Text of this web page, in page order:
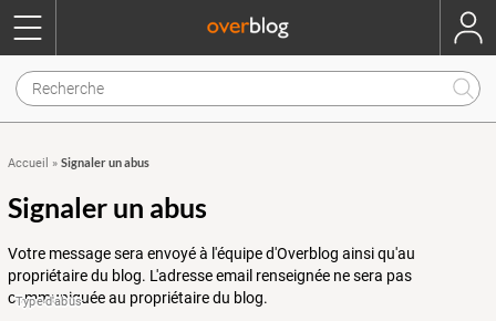
Accueil » Signaler un abus
Signaler un abus
Votre message sera envoyé à l'équipe d'Overblog ainsi qu'au
propriétaire du blog. L'adresse email renseignée ne sera pas
communiquée au propriétaire du blog.